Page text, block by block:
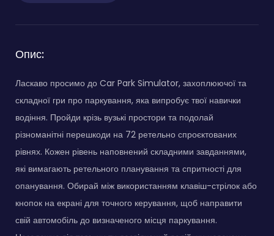
Опис:
Ласкаво просимо до Car Park Simulator, захоплюючої та
складної гри про паркування, яка випробує твої навички
водіння. Пройди крізь вузькі простори та подолай
різноманітні перешкоди на 72 ретельно спроєктованих
рівнях. Кожен рівень наповнений складними завданнями,
які вимагають ретельного планування та спритності для
опанування. Обирай між використанням клавіш-стрілок або
кнопок на екрані для точного керування, щоб направити
свій автомобіль до визначеного місця паркування.